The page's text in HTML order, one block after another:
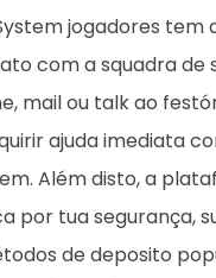
jogadores tem
com a squadra de
mail ou talk ao
ajuda imediata
Além disto, a
por tua segurança,
de deposito